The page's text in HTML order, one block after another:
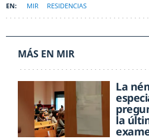
MIR RESIDENCIAS
MÁS EN MIR
La
la